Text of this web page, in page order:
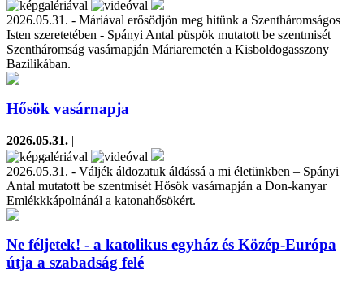
2026.05.31. - Máriával erősödjön meg hitünk a Szentháromságos
Isten szeretetében - Spányi Antal püspök mutatott be szentmisét
Szentháromság vasárnapján Máriaremetén a Kisboldogasszony
Bazilikában.
Hősök vasárnapja
2026.05.31. |
2026.05.31. - Váljék áldozatuk áldássá a mi életünkben – Spányi
Antal mutatott be szentmisét Hősök vasárnapján a Don-kanyar
Emlékkkápolnánál a katonahősökért.
Ne féljetek! - a katolikus egyház és Közép-Európa
útja a szabadság felé